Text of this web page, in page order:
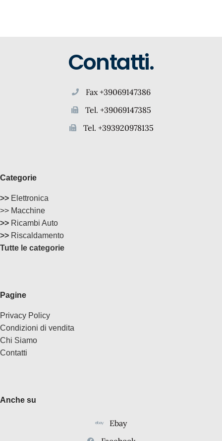
Contatti.
Fax +39069147386
Tel. +39069147385
Tel. +393920978135
Categorie
>> Elettronica
>> Macchine
>> Ricambi Auto
>> Riscaldamento
Tutte le categorie
Pagine
Privacy Policy
Condizioni di vendita
Chi Siamo
Contatti
Anche su
Ebay